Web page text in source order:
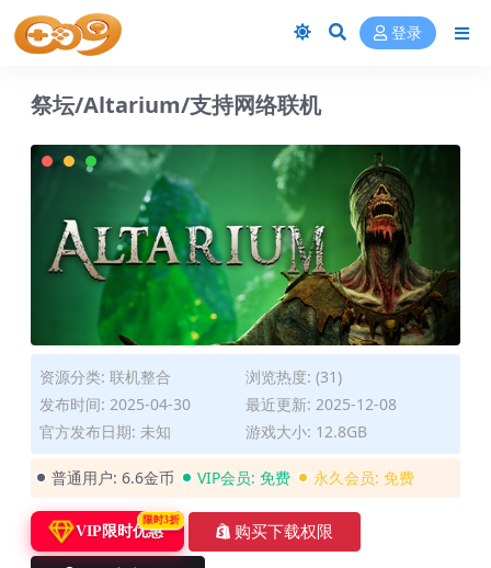
登录
祭坛/Altarium/支持网络联机
资源分类: 联机整合
浏览热度: (31)
发布时间: 2025-04-30
最近更新: 2025-12-08
官方发布日期: 未知
游戏大小: 12.8GB
普通用户: 6.6金币 VIP会员: 免费 永久会员: 免费
VIP限时优惠
限时3折
购买下载权限